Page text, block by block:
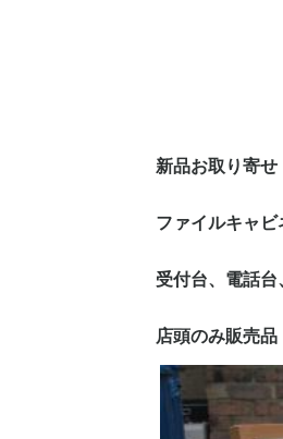
新品お取り寄せ
ファイルキャビ
2段
3段
4段
受付台、電話
店頭のみ販売品